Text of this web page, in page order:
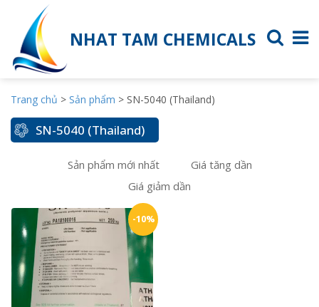
NHAT TAM CHEMICALS
Trang chủ > Sản phẩm > SN-5040 (Thailand)
SN-5040 (Thailand)
Sản phẩm mới nhất
Giá tăng dần
Giá giảm dần
-10%